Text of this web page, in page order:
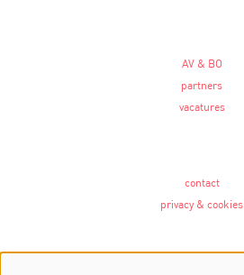
AV & BO
partners
vacatures
contact
privacy & cookies